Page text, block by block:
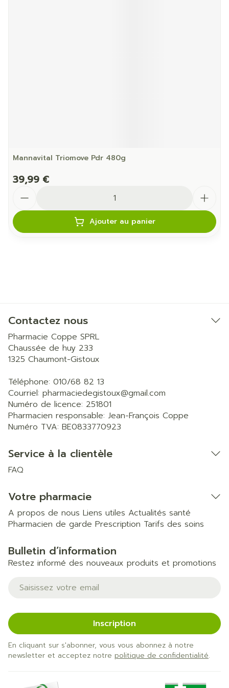
Mannavital Triomove Pdr 480g
39,99 €
Ajouter au panier
Contactez nous
Pharmacie Coppe SPRL
Chaussée de huy 233
1325 Chaumont-Gistoux
Téléphone: 010/68 82 13
Courriel: pharmaciedegistoux@gmail.com
Numéro de licence: 251801
Pharmacien responsable: Jean-François Coppe
Numéro TVA: BE0833770923
Service à la clientèle
FAQ
Votre pharmacie
A propos de nous Liens utiles Actualités santé
Pharmacien de garde Prescription Tarifs des soins
Bulletin d’information
Restez informé des nouveaux produits et promotions
Adresse mail
Inscription
En cliquant sur s'abonner, vous vous abonnez à notre
newsletter et acceptez notre politique de confidentialité.